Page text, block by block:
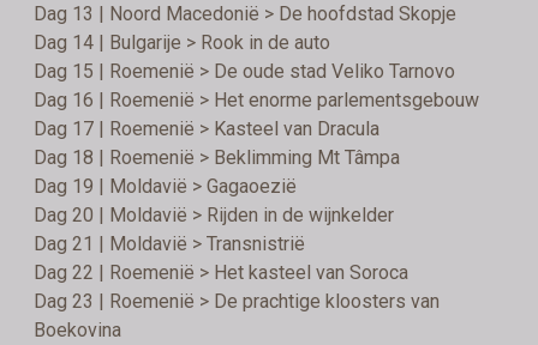
Dag 13 | Noord Macedonië > De hoofdstad Skopje
Dag 14 | Bulgarije > Rook in de auto
Dag 15 | Roemenië > De oude stad Veliko Tarnovo
Dag 16 | Roemenië > Het enorme parlementsgebouw
Dag 17 | Roemenië > Kasteel van Dracula
Dag 18 | Roemenië > Beklimming Mt Tâmpa
Dag 19 | Moldavië > Gagaoezië
Dag 20 | Moldavië > Rijden in de wijnkelder
Dag 21 | Moldavië > Transnistrië
Dag 22 | Roemenië > Het kasteel van Soroca
Dag 23 | Roemenië > De prachtige kloosters van
Boekovina